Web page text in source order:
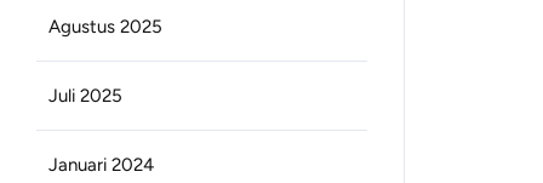
Agustus 2025
Juli 2025
Januari 2024